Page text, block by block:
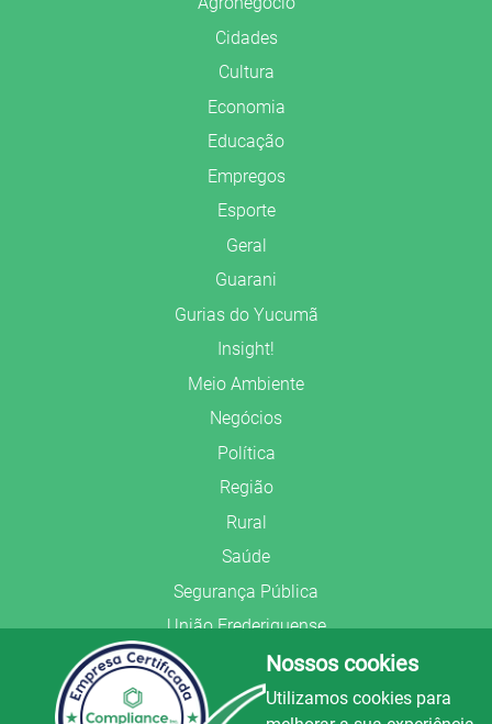
Cidades
Cultura
Economia
Educação
Empregos
Esporte
Geral
Guarani
Gurias do Yucumã
Insight!
Meio Ambiente
Negócios
Política
Região
Rural
Saúde
Segurança Pública
União Frederiquense
Nossos cookies
Utilizamos cookies para